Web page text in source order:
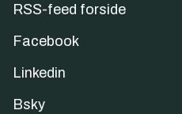
RSS-feed forside
Facebook
Linkedin
Bsky